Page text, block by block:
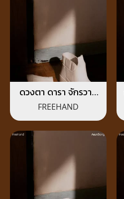
ดวงตา ดารา จักรวาล
(Magic Eye)
FREEHAND